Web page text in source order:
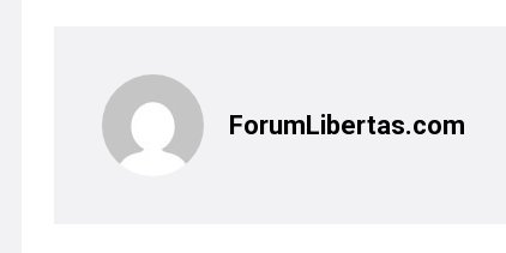
ForumLibertas.com